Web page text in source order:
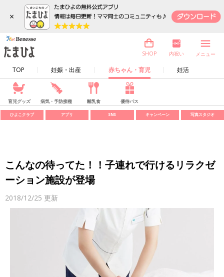
×
TOP 妊娠・出産 赤ちゃん・育児 妊活
SHOP 内祝い メニュー
育児グッズ 病気・予防接種 離乳食 優待パス
ひよこクラブ アプリ SNS キャンペーン 写真スタジオ
こんなの待ってた！！子連れで行けるリラクゼ
ーション施設が登場
2018/12/25 更新